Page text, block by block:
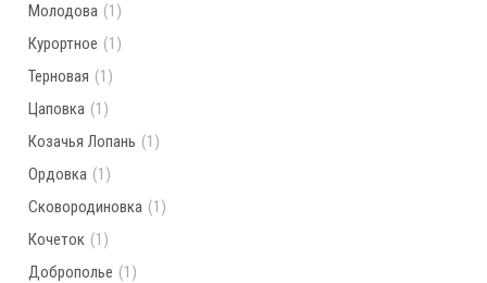
Молодова (1)
Курортное (1)
Терновая (1)
Цаповка (1)
Козачья Лопань (1)
Ордовка (1)
Сковородиновка (1)
Кочеток (1)
Доброполье (1)